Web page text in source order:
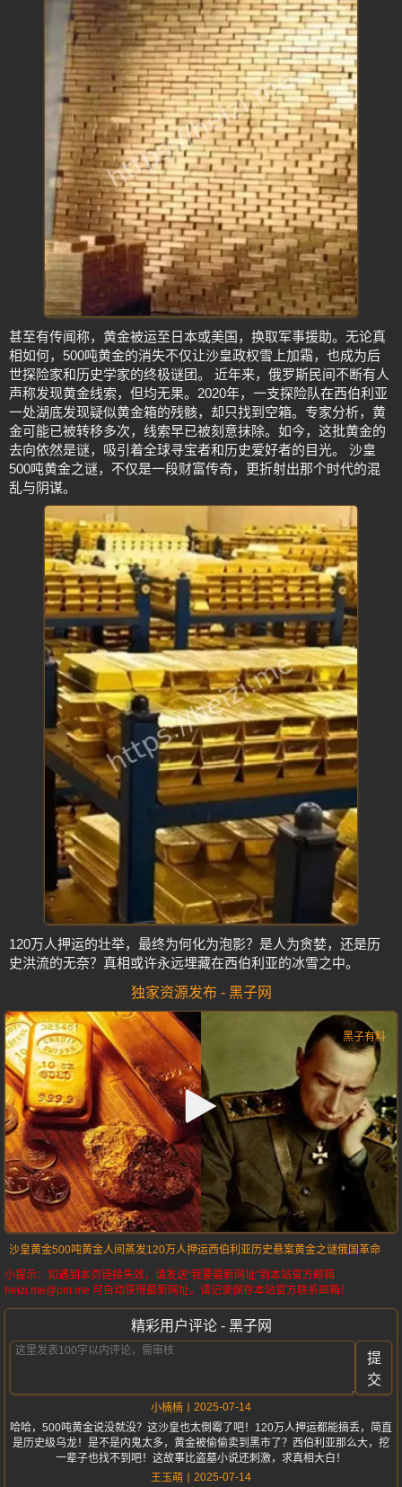
甚至有传闻称，黄金被运至日本或美国，换取军事援助。无论真
相如何，500吨黄金的消失不仅让沙皇政权雪上加霜，也成为后
世探险家和历史学家的终极谜团。 近年来，俄罗斯民间不断有人
声称发现黄金线索，但均无果。2020年，一支探险队在西伯利亚
一处湖底发现疑似黄金箱的残骸，却只找到空箱。专家分析，黄
金可能已被转移多次，线索早已被刻意抹除。如今，这批黄金的
去向依然是谜，吸引着全球寻宝者和历史爱好者的目光。 沙皇
500吨黄金之谜，不仅是一段财富传奇，更折射出那个时代的混
乱与阴谋。
120万人押运的壮举，最终为何化为泡影？是人为贪婪，还是历
史洪流的无奈？真相或许永远埋藏在西伯利亚的冰雪之中。
独家资源发布 - 黑子网
沙皇黄金500吨黄金人间蒸发120万人押运西伯利亚历史悬案黄金之谜俄国革命
小提示：如遇到本页链接失效，请发送“我要最新网址”到本站官方邮箱
heizi.me@pm.me 可自动获得最新网址。请记录保存本站官方联系邮箱！
精彩用户评论 - 黑子网
提
交
小楠楠
2025-07-14
哈哈，500吨黄金说没就没？这沙皇也太倒霉了吧！120万人押运都能搞丢，简直
是历史级乌龙！是不是内鬼太多，黄金被偷偷卖到黑市了？西伯利亚那么大，挖
一辈子也找不到吧！这故事比盗墓小说还刺激，求真相大白！
王玉萌
2025-07-14